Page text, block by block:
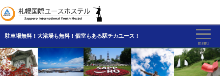
駐車場無料！大浴場も無料！個室もある駅チカユース！
menu